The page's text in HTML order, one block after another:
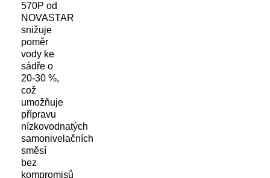
570P od
NOVASTAR
snižuje
poměr
vody ke
sádře o
20-30 %,
což
umožňuje
přípravu
nízkovodnatých
samonivelačních
směsí
bez
kompromisů